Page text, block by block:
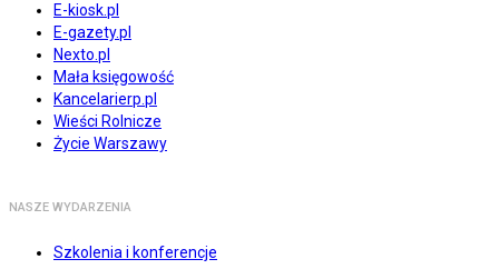
E-kiosk.pl
E-gazety.pl
Nexto.pl
Mała księgowość
Kancelarierp.pl
Wieści Rolnicze
Życie Warszawy
NASZE WYDARZENIA
Szkolenia i konferencje